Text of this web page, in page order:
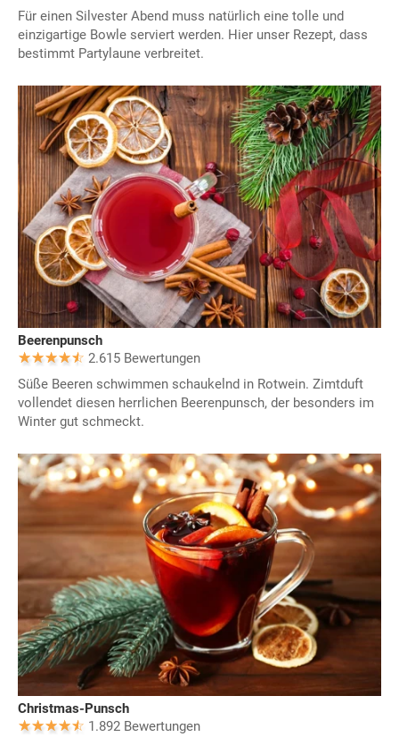
Für einen Silvester Abend muss natürlich eine tolle und
einzigartige Bowle serviert werden. Hier unser Rezept, dass
bestimmt Partylaune verbreitet.
Beerenpunsch
2.615 Bewertungen
Süße Beeren schwimmen schaukelnd in Rotwein. Zimtduft
vollendet diesen herrlichen Beerenpunsch, der besonders im
Winter gut schmeckt.
Christmas-Punsch
1.892 Bewertungen